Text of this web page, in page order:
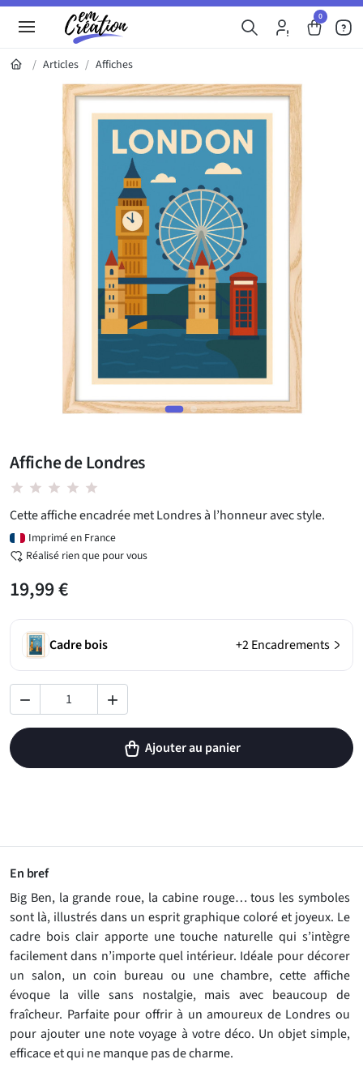
0
Articles Affiches
Galerie du produit
Affiche de Londres
star star star star star
Cette affiche encadrée met Londres à l’honneur avec style.
Imprimé en France
Réalisé rien que pour vous
19,99 €
Cadre bois +2 Encadrements
 
Ajouter au panier
En bref
Big Ben, la grande roue, la cabine rouge… tous les symboles
sont là, illustrés dans un esprit graphique coloré et joyeux. Le
cadre bois clair apporte une touche naturelle qui s’intègre
facilement dans n’importe quel intérieur. Idéale pour décorer
un salon, un coin bureau ou une chambre, cette affiche
évoque la ville sans nostalgie, mais avec beaucoup de
fraîcheur. Parfaite pour offrir à un amoureux de Londres ou
pour ajouter une note voyage à votre déco. Un objet simple,
efficace et qui ne manque pas de charme.